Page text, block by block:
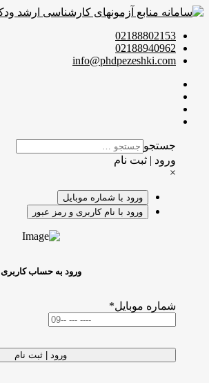
02188802153
02188940962
info@phdpezeshki.com
جستجو
ورود | ثبت نام
×
ورود با شماره موبایل
ورود با نام کاربری و رمز عبور
ورود به حساب کاربری
شماره موبایل*
ورود | ثبت نام